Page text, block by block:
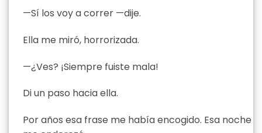
—Sí los voy a correr —dije.
Ella me miró, horrorizada.
—¿Ves? ¡Siempre fuiste mala!
Di un paso hacia ella.
Por años esa frase me había encogido. Esa noche